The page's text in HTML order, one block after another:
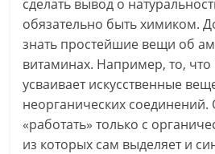
сделать вывод о
обязательно быть химиком.
знать простейшие вещи об
витаминах. Например, то,
усваивает искусственные
неорганических соединений.
«работать» только с
из которых сам выделяет и